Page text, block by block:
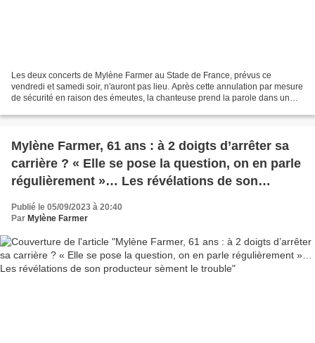
Les deux concerts de Mylène Farmer au Stade de France, prévus ce
vendredi et samedi soir, n'auront pas lieu. Après cette annulation par mesure
de sécurité en raison des émeutes, la chanteuse prend la parole dans un
Mylène Farmer, 61 ans : à 2 doigts d’arrêter sa
carrière ? « Elle se pose la question, on en parle
régulièrement »… Les révélations de son
producteur sèment le trouble
Publié le 05/09/2023 à 20:40
Par Mylène Farmer